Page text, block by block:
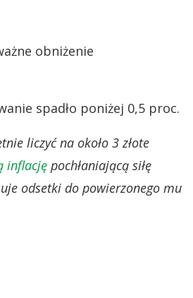
obniżenie
spadło poniżej 0,5 proc.
liczyć na około 3 złote
inflację pochłaniającą siłę
odsetki do powierzonego mu